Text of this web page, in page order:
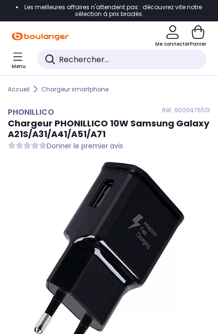
Accéder directement à la navigation
Accéder directement au pied de page
Accéder directement au chatbot
Les meilleures affaires n'attendent pas : découvrez vite notre
sélection à prix bradés.
Me connecterPanier
Menu
Accueil Chargeur smartphone
PHONILLICO Réf. 9000476513
Chargeur PHONILLICO 10W Samsung Galaxy
A21S/A31/A41/A51/A71
Donner le premier avis